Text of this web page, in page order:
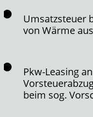
Umsatzsteuer
von Wärme
Pkw-Leasing
beim sog.